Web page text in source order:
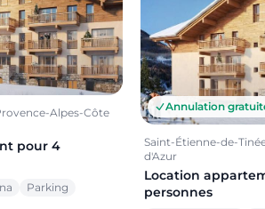
Alpes-Côte
pour 4
Parking
Annulation
Saint-Étienne-de-
d'Azur
Location
personnes